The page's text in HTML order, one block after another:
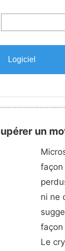
Logiciel
un
façon
ni ne
façon
Le